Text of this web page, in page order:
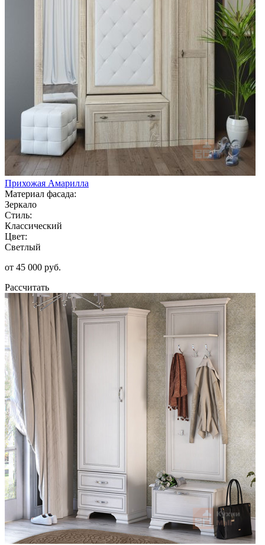
Прихожая Амарилла
Материал фасада:
Зеркало
Стиль:
Классический
Цвет:
Светлый
от 45 000 руб.
Рассчитать